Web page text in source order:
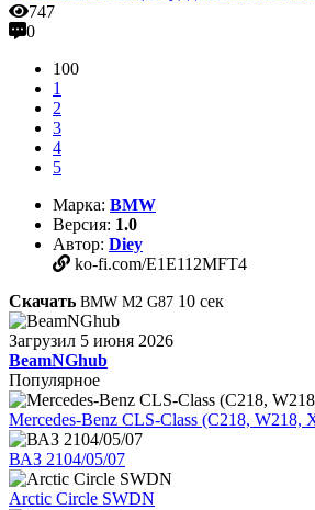
747
0
100
1
2
3
4
5
Марка: BMW
Версия: 1.0
Автор: Diey
ko-fi.com/E1E112MFT4
Скачать BMW M2 G87 10 сек
Загрузил 5 июня 2026
BeamNGhub
Популярное
Mercedes-Benz CLS-Class (C218, W218,
ВАЗ 2104/05/07
Arctic Circle SWDN